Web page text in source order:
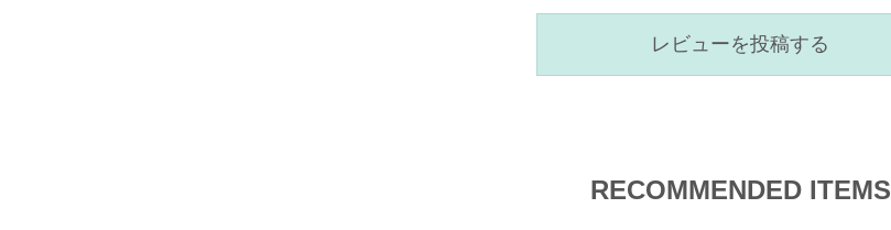
レビューを投稿する
RECOMMENDED ITEMS